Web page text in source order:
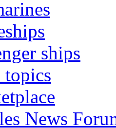
ships
topics
News